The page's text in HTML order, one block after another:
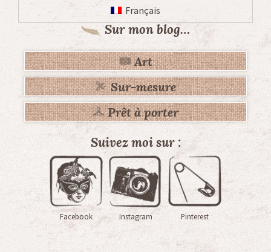
Français
Sur mon blog…
Art
Sur-mesure
Prêt à porter
Suivez moi sur :
Facebook Instagram Pinterest